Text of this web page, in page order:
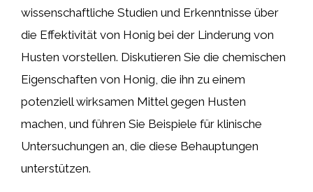
wissenschaftliche Studien und Erkenntnisse über
die Effektivität von Honig bei der Linderung von
Husten vorstellen. Diskutieren Sie die chemischen
Eigenschaften von Honig, die ihn zu einem
potenziell wirksamen Mittel gegen Husten
machen, und führen Sie Beispiele für klinische
Untersuchungen an, die diese Behauptungen
unterstützen.